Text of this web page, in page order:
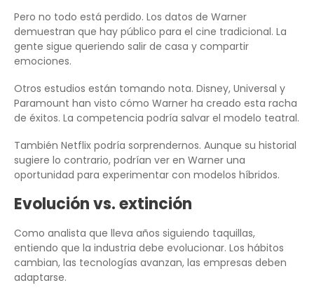
Pero no todo está perdido. Los datos de Warner
demuestran que hay público para el cine tradicional. La
gente sigue queriendo salir de casa y compartir
emociones.
Otros estudios están tomando nota. Disney, Universal y
Paramount han visto cómo Warner ha creado esta racha
de éxitos. La competencia podría salvar el modelo teatral.
También Netflix podría sorprendernos. Aunque su historial
sugiere lo contrario, podrían ver en Warner una
oportunidad para experimentar con modelos híbridos.
Evolución vs. extinción
Como analista que lleva años siguiendo taquillas,
entiendo que la industria debe evolucionar. Los hábitos
cambian, las tecnologías avanzan, las empresas deben
adaptarse.